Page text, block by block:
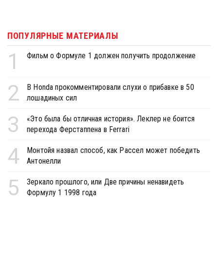
ПОПУЛЯРНЫЕ МАТЕРИАЛЫ
1 Фильм о Формуле 1 должен получить продолжение
2
В Honda прокомментировали слухи о прибавке в 50
лошадиных сил
3
«Это была бы отличная история». Леклер не боится
перехода Ферстаппена в Ferrari
4
Монтойя назвал способ, как Рассел может победить
Антонелли
5
Зеркало прошлого, или Две причины ненавидеть
Формулу 1 1998 года